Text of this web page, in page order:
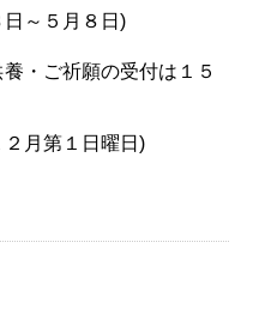
～５月８日)
・ご祈願の受付は１５
月第１日曜日)